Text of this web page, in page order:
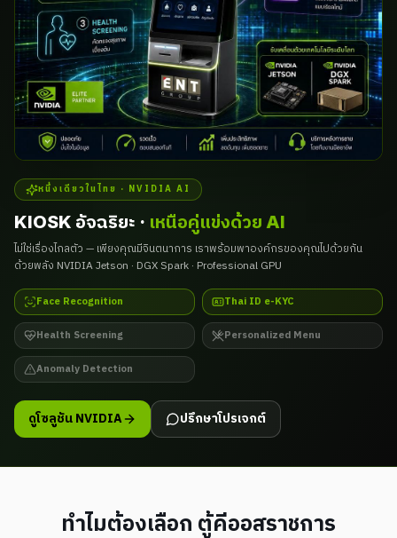
หนึ่งเดียวในไทย · NVIDIA AI
KIOSK อัจฉริยะ · เหนือคู่แข่งด้วย AI
ไม่ใช่เรื่องไกลตัว — เพียงคุณมีจินตนาการ เราพร้อมพาองค์กรของคุณไปด้วยกัน
ด้วยพลัง NVIDIA Jetson · DGX Spark · Professional GPU
Face Recognition Thai ID e-KYC
Health Screening Personalized Menu
Anomaly Detection
ดูโซลูชัน NVIDIA ปรึกษาโปรเจกต์
ทำไมต้องเลือก ตู้คีออสราชการ